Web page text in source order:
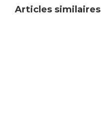
Articles similaires